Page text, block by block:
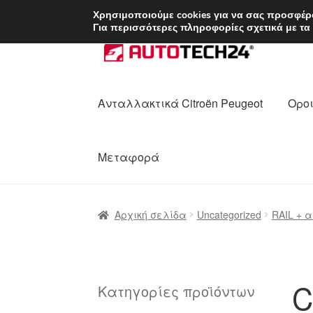
ΑΠΟΣΤΟΛΗ από 7
Απευθείας
μετάβαση
πλοήγηση
Μετάβαση
σε
Ανταλλακτικά Citroën Peugeot
Μεταφορά
Αρχική σελίδα Uncategorized RAIL +
Κατηγορίες προϊόντων
Χρησιμοποιούμε cookies για να σας
Για περισσότερες πληροφορίες σχετικά με